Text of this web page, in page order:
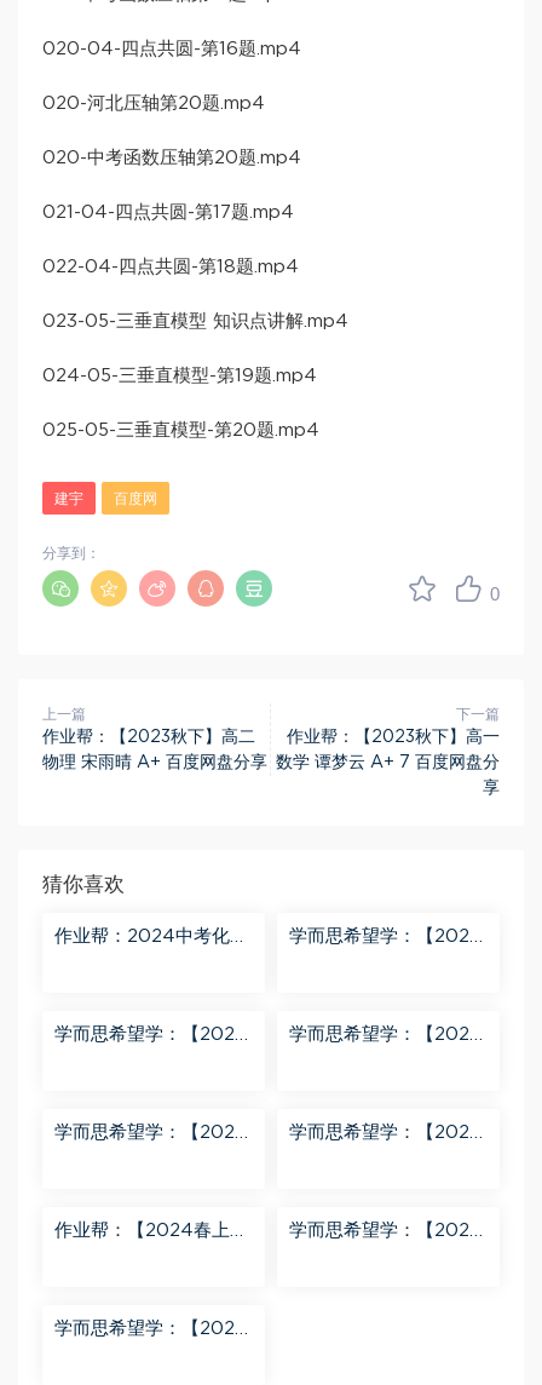
020-04-四点共圆-第16题.mp4
020-河北压轴第20题.mp4
020-中考函数压轴第20题.mp4
021-04-四点共圆-第17题.mp4
022-04-四点共圆-第18题.mp4
023-05-三垂直模型 知识点讲解.mp4
024-05-三垂直模型-第19题.mp4
025-05-三垂直模型-第20题.mp4
建宇 百度网
0
分享到：
上一篇
作业帮：【2023秋下】高二
物理 宋雨晴 A+ 百度网盘分享
下一篇
作业帮：【2023秋下】高一
数学 谭梦云 A+ 7 百度网盘分
享
猜你喜欢
作业帮：2024中考化学
学而思希望学：【2024
学而思希望学：【2024
学而思希望学：【2024
学而思希望学：【2024
学而思希望学：【2023
作业帮：【2024春上】
学而思希望学：【2024
学而思希望学：【2023